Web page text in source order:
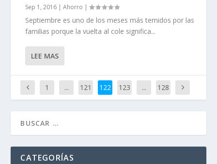
Sep 1, 2016 |Ahorro |
Septiembre es uno de los meses más temidos por las
familias porque la vuelta al cole significa...
LEE MAS
1 ... 121 122 123 ... 128
CATEGORÍAS